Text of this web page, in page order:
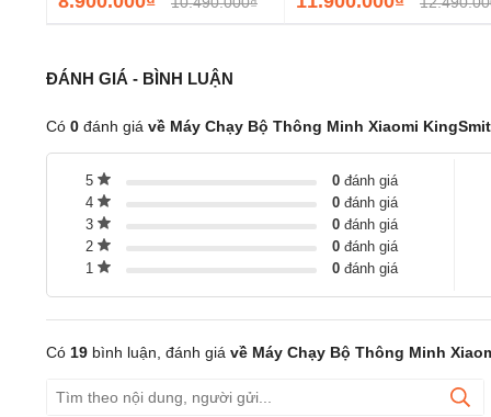
ĐÁNH GIÁ - BÌNH LUẬN
Có 0 đánh giá về Máy Chạy Bộ Thông Minh Xiaomi
5 0đánh giá
4
0đánh giá
3
0đánh giá
2
0đánh giá
1
0đánh giá
Có 19 bình luận, đánh giá về Máy Chạy Bộ Thông Minh